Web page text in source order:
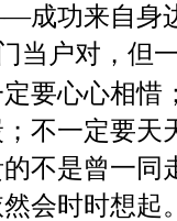
成功来自身
当户对，但
要心心相惜
不一定要天
不是曾一同
会时时想起